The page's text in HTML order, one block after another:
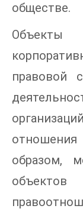
обществе.
правовой
образом,